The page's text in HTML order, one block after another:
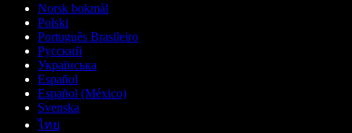
Norsk bokmål
Polski
Português Brasileiro
Русский
Українська
Español
Español (México)
Svenska
ไทย